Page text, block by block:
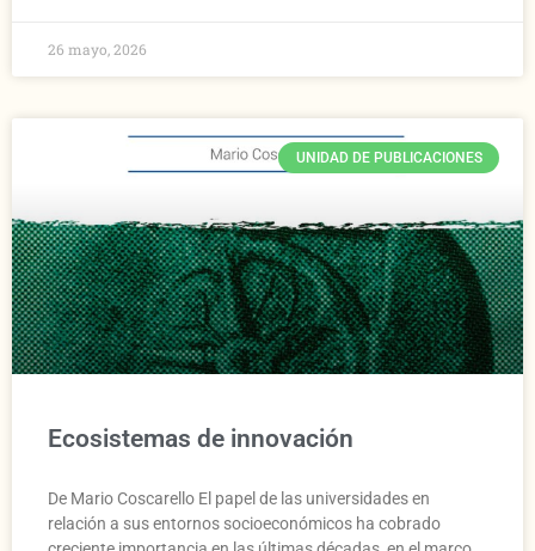
26 mayo, 2026
UNIDAD DE PUBLICACIONES
Ecosistemas de innovación
De Mario Coscarello El papel de las universidades en
relación a sus entornos socioeconómicos ha cobrado